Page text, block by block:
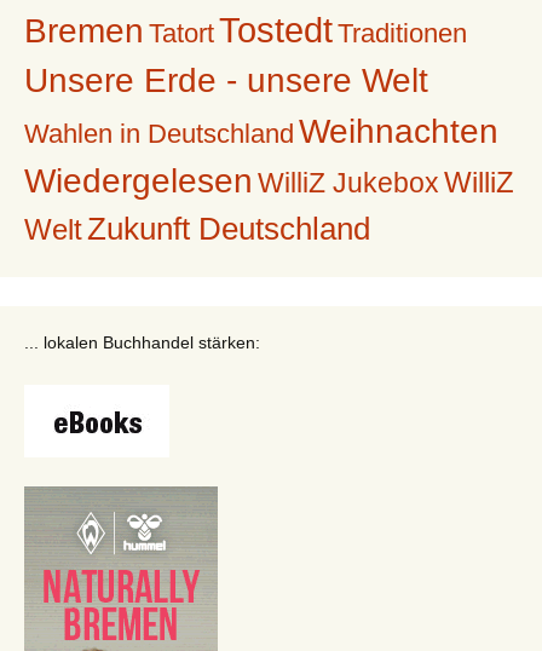
Bremen TatortTostedtTraditionen
Unsere Erde - unsere Welt
Wahlen in Deutschland Weihnachten
Wiedergelesen WilliZ Jukebox WilliZ
WeltZukunft Deutschland
... lokalen Buchhandel stärken: